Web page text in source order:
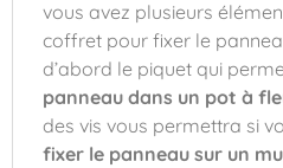
vous avez plusieurs
coffret pour fixer le
d’abord le piquet qui
panneau dans un pot à
des vis vous permettra si
fixer le panneau sur un